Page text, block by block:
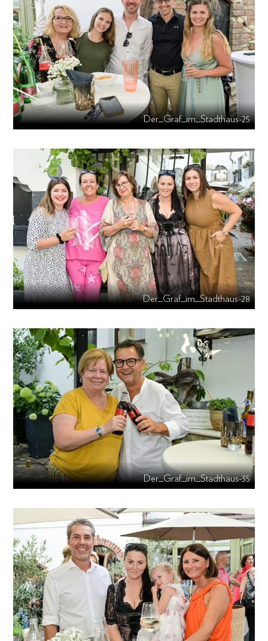
Der_Graf_im_Stadthaus-25
Der_Graf_im_Stadthaus-28
Der_Graf_im_Stadthaus-35